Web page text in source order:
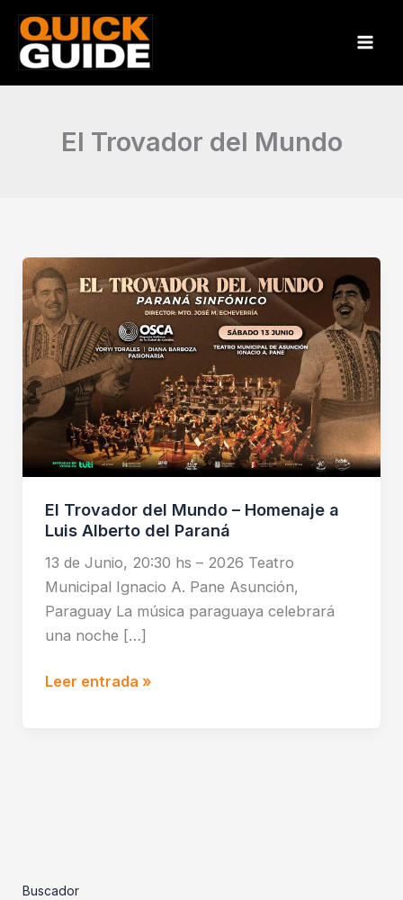
contenido
El Trovador del Mundo
El Trovador del Mundo – Homenaje a
Luis Alberto del Paraná
13 de Junio, 20:30 hs – 2026 Teatro
Municipal Ignacio A. Pane Asunción,
Paraguay La música paraguaya celebrará
una noche […]
El
Trovador
del
Mundo
–
Homenaje
a
Luis
Alberto
Paraná
Leer entrada »
Buscador